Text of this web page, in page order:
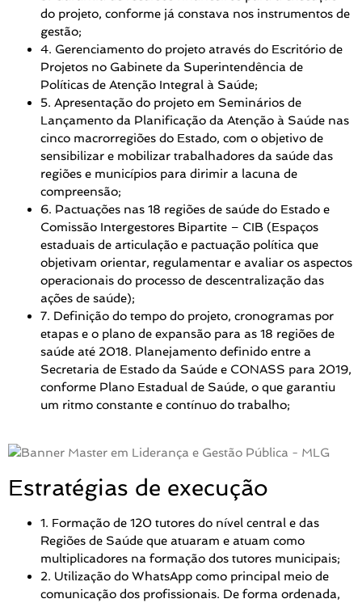
do projeto, conforme já constava nos instrumentos de
gestão;
4. Gerenciamento do projeto através do Escritório de
Projetos no Gabinete da Superintendência de
Políticas de Atenção Integral à Saúde;
5. Apresentação do projeto em Seminários de
Lançamento da Planificação da Atenção à Saúde nas
cinco macrorregiões do Estado, com o objetivo de
sensibilizar e mobilizar trabalhadores da saúde das
regiões e municípios para dirimir a lacuna de
compreensão;
6. Pactuações nas 18 regiões de saúde do Estado e
Comissão Intergestores Bipartite – CIB (Espaços
estaduais de articulação e pactuação política que
objetivam orientar, regulamentar e avaliar os aspectos
operacionais do processo de descentralização das
ações de saúde);
7. Definição do tempo do projeto, cronogramas por
etapas e o plano de expansão para as 18 regiões de
saúde até 2018. Planejamento definido entre a
Secretaria de Estado da Saúde e CONASS para 2019,
conforme Plano Estadual de Saúde, o que garantiu
um ritmo constante e contínuo do trabalho;
Estratégias de execução
1. Formação de 120 tutores do nível central e das
Regiões de Saúde que atuaram e atuam como
multiplicadores na formação dos tutores municipais;
2. Utilização do WhatsApp como principal meio de
comunicação dos profissionais. De forma ordenada,